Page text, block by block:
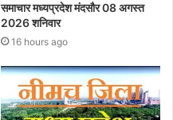
समाचार मध्यप्रदेश मंदसौर 08 अगस्त
2026 शनिवार
16 hours ago